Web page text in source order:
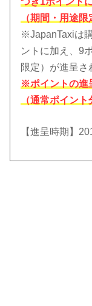
（期間・用途限
※JapanTaxiは
ントに加え、9
限定）が進呈さ
※ポイントの進
（通常ポイント
【進呈時期】